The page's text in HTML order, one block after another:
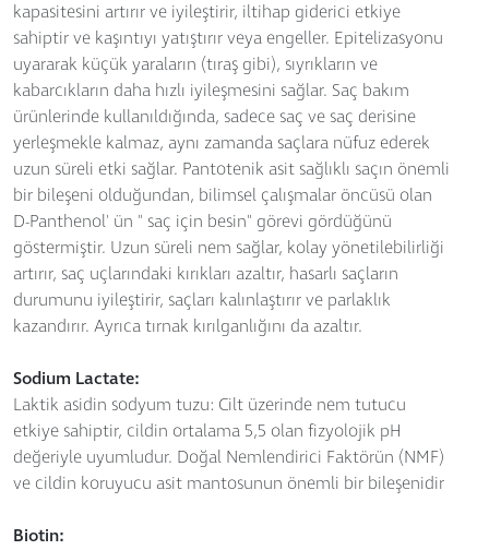
kapasitesini artırır ve iyileştirir, iltihap giderici etkiye
sahiptir ve kaşıntıyı yatıştırır veya engeller. Epitelizasyonu
uyararak küçük yaraların (tıraş gibi), sıyrıkların ve
kabarcıkların daha hızlı iyileşmesini sağlar. Saç bakım
ürünlerinde kullanıldığında, sadece saç ve saç derisine
yerleşmekle kalmaz, aynı zamanda saçlara nüfuz ederek
uzun süreli etki sağlar. Pantotenik asit sağlıklı saçın önemli
bir bileşeni olduğundan, bilimsel çalışmalar öncüsü olan
D-Panthenol' ün " saç için besin" görevi gördüğünü
göstermiştir. Uzun süreli nem sağlar, kolay yönetilebilirliği
artırır, saç uçlarındaki kırıkları azaltır, hasarlı saçların
durumunu iyileştirir, saçları kalınlaştırır ve parlaklık
kazandırır. Ayrıca tırnak kırılganlığını da azaltır.
Sodium Lactate:
Laktik asidin sodyum tuzu: Cilt üzerinde nem tutucu
etkiye sahiptir, cildin ortalama 5,5 olan fizyolojik pH
değeriyle uyumludur. Doğal Nemlendirici Faktörün (NMF)
ve cildin koruyucu asit mantosunun önemli bir bileşenidir
Biotin: